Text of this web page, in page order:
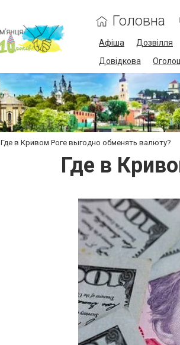
Головна
Афіша Дозвілля
Довідкова
Где в Кривом Роге выгодно обменять валюту?
Где в